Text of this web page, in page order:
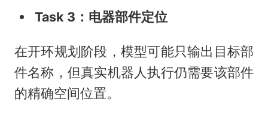
Task 3：电器部件定位
在开环规划阶段，模型可能只输出目标部
件名称，但真实机器人执行仍需要该部件
的精确空间位置。